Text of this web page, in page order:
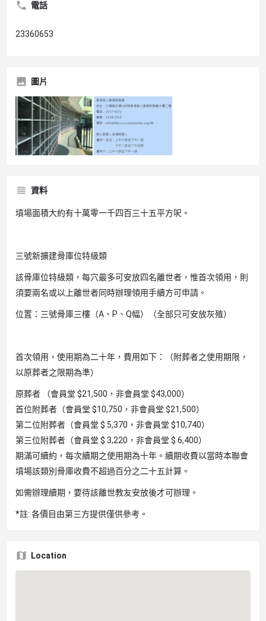
電話
23360653
圖片
資料
墳場面積大約有十萬零一千四百三十五平方呎。
三號新擴建骨庫位特級類
該骨庫位特級類，每穴最多可安放四名離世者，惟首次領用，則
須要兩名或以上離世者同時辦理領用手續方可申請。
位置：三號骨庫三樓（A、P、Q幅）（全部只可安放灰殖）
首次領用，使用期為二十年，費用如下：（附葬者之使用期限，
以原葬者之限期為準）
原葬者 （會員堂 $21,500，非會員堂 $43,000）
首位附葬者（會員堂 $10,750，非會員堂 $21,500）
第二位附葬者（會員堂 $ 5,370，非會員堂 $10,740）
第三位附葬者（會員堂 $ 3,220，非會員堂 $ 6,400）
期滿可續約，每次續期之使用期為十年。續期收費以當時本聯會
墳場該類別骨庫收費不超過百分之二十五計算。
如需辦理續期，要待該離世教友安放後才可辦理。
*註: 各價目由第三方提供僅供參考。
Location